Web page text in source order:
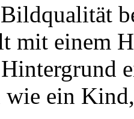
mit einem
ein